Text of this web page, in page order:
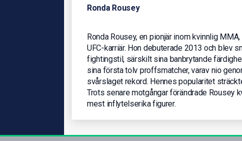
Ronda Rousey
Ronda Rousey, en pionjär inom kvinnlig
UFC-karriär. Hon debuterade 2013 och blev
fightingstil, särskilt sina banbrytande
sina första tolv proffsmatcher, varav nio
svårslaget rekord. Hennes popularitet
Trots senare motgångar förändrade Rousey
mest inflytelserika figurer.